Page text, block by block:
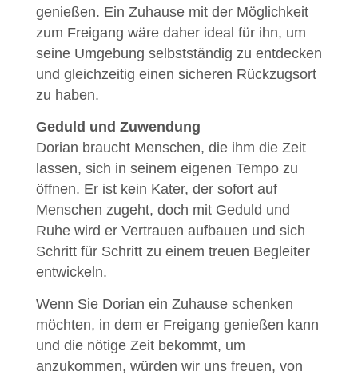
genießen. Ein Zuhause mit der Möglichkeit
zum Freigang wäre daher ideal für ihn, um
seine Umgebung selbstständig zu entdecken
und gleichzeitig einen sicheren Rückzugsort
zu haben.
Geduld und Zuwendung
Dorian braucht Menschen, die ihm die Zeit
lassen, sich in seinem eigenen Tempo zu
öffnen. Er ist kein Kater, der sofort auf
Menschen zugeht, doch mit Geduld und
Ruhe wird er Vertrauen aufbauen und sich
Schritt für Schritt zu einem treuen Begleiter
entwickeln.
Wenn Sie Dorian ein Zuhause schenken
möchten, in dem er Freigang genießen kann
und die nötige Zeit bekommt, um
anzukommen, würden wir uns freuen, von